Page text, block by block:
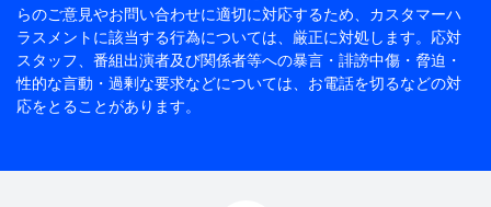
らのご意見やお問い合わせに適切に対応するため、 カスタマーハ
ラスメントに該当する行為については、厳正に対処します。応対
スタッフ、番組出演者及び関係者等への暴言・誹謗中傷・脅迫・
性的な言動・過剰な要求などについては、お電話を切るなどの対
応をとることがあります。